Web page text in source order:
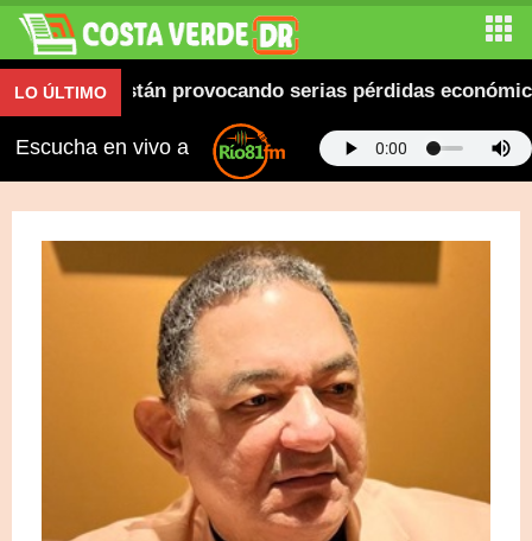
LO ÚLTIMO
están provocando serias pérdidas económicas
Escucha en vivo a